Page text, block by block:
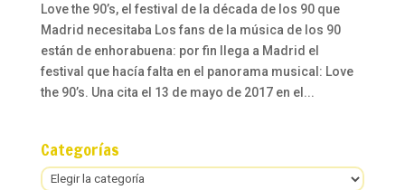
Love the 90’s, el festival de la década de los 90 que
Madrid necesitaba Los fans de la música de los 90
están de enhorabuena: por fin llega a Madrid el
festival que hacía falta en el panorama musical: Love
the 90’s. Una cita el 13 de mayo de 2017 en el...
Categorías
Categorías